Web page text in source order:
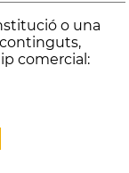
o una
comercial: